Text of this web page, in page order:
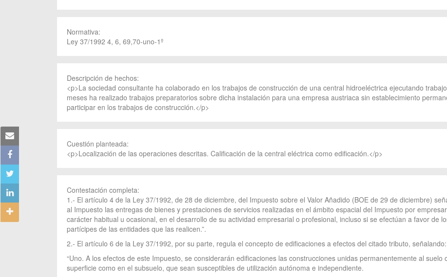
Normativa:
Ley 37/1992 4, 6, 69,70-uno-1º
Descripción de hechos:
<p>La sociedad consultante ha colaborado en los trabajos de construcción de una central hidroeléctrica ejecutando
meses ha realizado trabajos preparatorios sobre dicha instalación para una empresa austriaca sin establecimiento
participar en los trabajos de construcción.</p>
Cuestión planteada:
<p>Localización de las operaciones descritas. Calificación de la central eléctrica como edificación.</p>
Contestación completa:
1.- El artículo 4 de la Ley 37/1992, de 28 de diciembre, del Impuesto sobre el Valor Añadido (BOE de 29 de diciembre)
al Impuesto las entregas de bienes y prestaciones de servicios realizadas en el ámbito espacial del Impuesto por
carácter habitual u ocasional, en el desarrollo de su actividad empresarial o profesional, incluso si se efectúan a favor de
partícipes de las entidades que las realicen.”.
2.- El artículo 6 de la Ley 37/1992, por su parte, regula el concepto de edificaciones a efectos del citado tributo, señalando:
“Uno. A los efectos de este Impuesto, se considerarán edificaciones las construcciones unidas permanentemente al
superficie como en el subsuelo, que sean susceptibles de utilización autónoma e independiente.